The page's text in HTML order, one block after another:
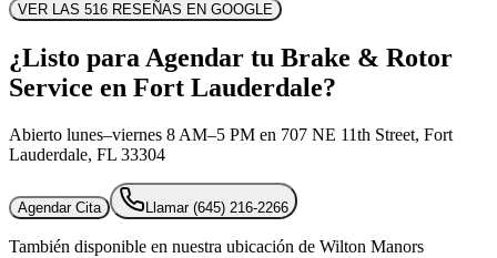
VER LAS 516 RESEÑAS EN GOOGLE
¿Listo para Agendar tu Brake & Rotor
Service en Fort Lauderdale?
Abierto lunes–viernes 8 AM–5 PM en 707 NE 11th Street, Fort
Lauderdale, FL 33304
Agendar Cita Llamar (645) 216-2266
También disponible en nuestra ubicación de Wilton Manors